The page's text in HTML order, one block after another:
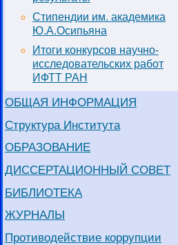
Стипендии им. академика
Ю.А.Осипьяна
Итоги конкурсов научно-
исследовательских работ
ИФТТ РАН
ОБЩАЯ ИНФОРМАЦИЯ
Структура Института
ОБРАЗОВАНИЕ
ДИССЕРТАЦИОННЫЙ СОВЕТ
БИБЛИОТЕКА
ЖУРНАЛЫ
Противодействие коррупции